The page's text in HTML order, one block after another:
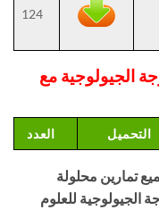
124
الجيولوجية مع
التحميل العدد
تمارين محلولة
للعلوم